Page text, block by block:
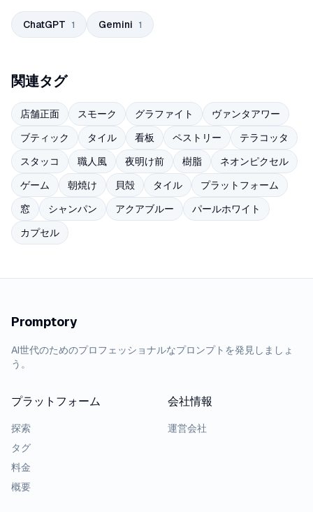
ChatGPT 1 Gemini 1
関連タグ
店舗正面 スモーク グラファイト
ヴァンタアワー
ブティック
タイル 看板 ペストリー
テラコッタ
スタッコ
職人風 夜明け前 樹脂
ネオンピクセル
ゲーム
朝焼け 貝殻 タイル
プラットフォーム
窓
シャンパン アクアブルー
パールホワイト
カプセル
Promptory
AI世代のためのプロフェッショナルなプロンプトを発見しましょ
う。
プラットフォーム
探索
タグ
料金
概要
会社情報
運営会社